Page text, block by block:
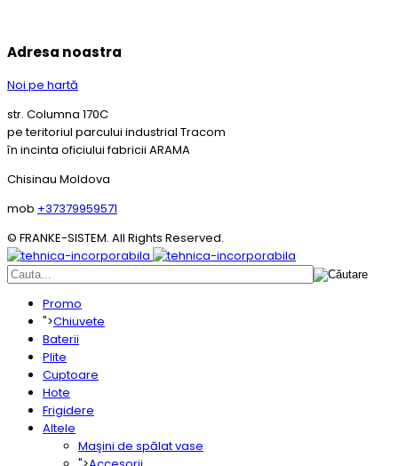
Adresa noastra
Noi pe hartă
str. Columna 170C
pe teritoriul parcului industrial Tracom
în incinta oficiului fabricii ARAMA
Chisinau Moldova
mob +37379959571
© FRANKE-SISTEM. All Rights Reserved.
Promo
">Chiuvete
Baterii
Plite
Cuptoare
Hote
Frigidere
Altele
Maşini de spălat vase